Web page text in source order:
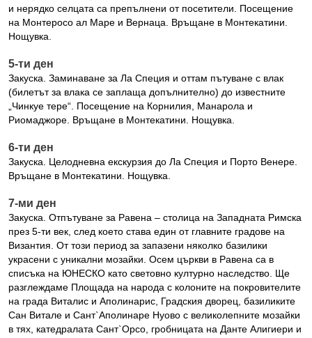
и нерядко селцата са препълнени от посетители. Посещение
на Монтеросо ал Маре и Вернаца. Връщане в Монтекатини.
Нощувка.
5-ти ден
Закуска. Заминаване за Ла Специя и оттам пътуване с влак
(билетът за влака се заплаща допълнително) до известните
„Чинкуе тере“. Посещение на Корнилия, Манарола и
Риомаджоре. Връщане в Монтекатини. Нощувка.
6-ти ден
Закуска. Целодневна екскурзия до Ла Специя и Порто Венере.
Връщане в Монтекатини. Нощувка.
7-ми ден
Закуска. Отпътуване за Равена – столица на Западната Римска
през 5-ти век, след което става един от главните градове на
Византия. От този период за запазени няколко базилики
украсени с уникални мозайки. Осем църкви в Равена са в
списъка на ЮНЕСКО като световно културно наследство. Ще
разглеждаме Площада на народа с колоните на покровителите
на града Виталис и Аполинарис, Градския дворец, базиликите
Сан Витале и Сант`Аполинаре Нуово с великолепните мозайки
в тях, катедралата Сант`Орсо, гробницата на Данте Алигиери и